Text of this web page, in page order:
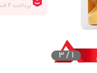
1
/
3